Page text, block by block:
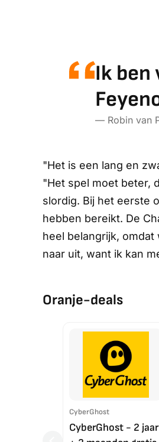
Ik ben
— Robin van
"Het is een lang en
"Het spel moet beter,
slordig. Bij het eerste
hebben bereikt. De
heel belangrijk,
naar uit, want ik kan
Oranje-deals
CyberGhost
CyberGhost - 2 jaar